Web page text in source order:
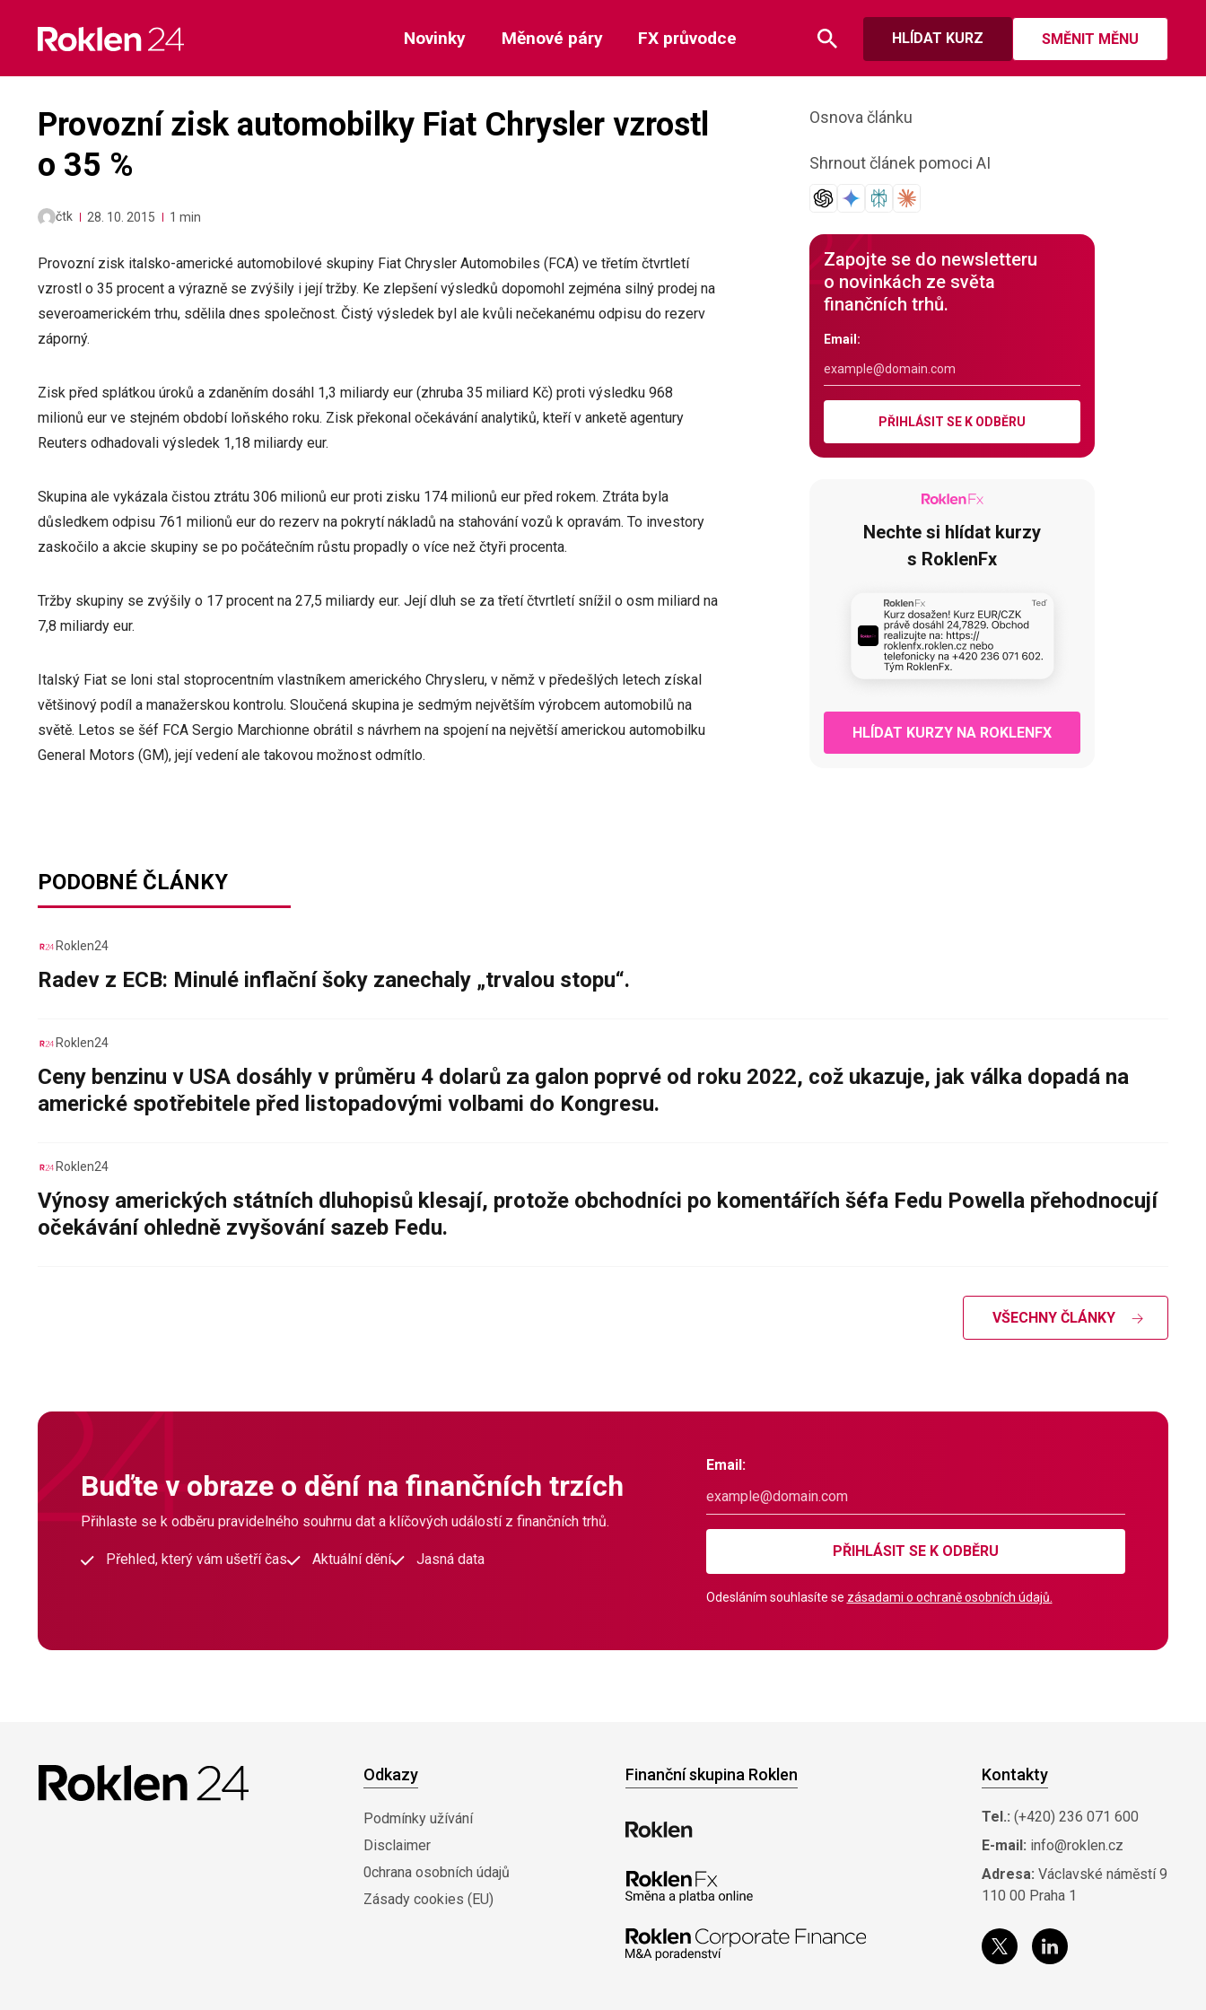
content
HLÍDAT KURZ SMĚNIT MĚNU
Novinky Měnové páry FX průvodce
Provozní zisk automobilky Fiat Chrysler vzrostl
o 35 %
čtk 28. 10. 2015 1 min
Provozní zisk italsko-americké automobilové skupiny Fiat Chrysler Automobiles (FCA) ve třetím čtvrtletí
vzrostl o 35 procent a výrazně se zvýšily i její tržby. Ke zlepšení výsledků dopomohl zejména silný prodej na
severoamerickém trhu, sdělila dnes společnost. Čistý výsledek byl ale kvůli nečekanému odpisu do rezerv
záporný.
Zisk před splátkou úroků a zdaněním dosáhl 1,3 miliardy eur (zhruba 35 miliard Kč) proti výsledku 968
milionů eur ve stejném období loňského roku. Zisk překonal očekávání analytiků, kteří v anketě agentury
Reuters odhadovali výsledek 1,18 miliardy eur.
Skupina ale vykázala čistou ztrátu 306 milionů eur proti zisku 174 milionů eur před rokem. Ztráta byla
důsledkem odpisu 761 milionů eur do rezerv na pokrytí nákladů na stahování vozů k opravám. To investory
zaskočilo a akcie skupiny se po počátečním růstu propadly o více než čtyři procenta.
Tržby skupiny se zvýšily o 17 procent na 27,5 miliardy eur. Její dluh se za třetí čtvrtletí snížil o osm miliard na
7,8 miliardy eur.
Italský Fiat se loni stal stoprocentním vlastníkem amerického Chrysleru, v němž v předešlých letech získal
většinový podíl a manažerskou kontrolu. Sloučená skupina je sedmým největším výrobcem automobilů na
světě. Letos se šéf FCA Sergio Marchionne obrátil s návrhem na spojení na největší americkou automobilku
General Motors (GM), její vedení ale takovou možnost odmítlo.
Osnova článku
Shrnout článek pomoci AI
Zapojte se do newsletteru
o novinkách ze světa
finančních trhů.
Email:
PŘIHLÁSIT SE K ODBĚRU
Nechte si hlídat kurzy
s RoklenFx
HLÍDAT KURZY NA ROKLENFX
PODOBNÉ ČLÁNKY
Roklen24
Radev z ECB: Minulé inflační šoky zanechaly „trvalou stopu“.
Roklen24
Ceny benzinu v USA dosáhly v průměru 4 dolarů za galon poprvé od roku 2022, což ukazuje, jak válka dopadá na
americké spotřebitele před listopadovými volbami do Kongresu.
Roklen24
Výnosy amerických státních dluhopisů klesají, protože obchodníci po komentářích šéfa Fedu Powella přehodnocují
očekávání ohledně zvyšování sazeb Fedu.
VŠECHNY ČLÁNKY
Buďte v obraze o dění na finančních trzích
Přihlaste se k odběru pravidelného souhrnu dat a klíčových událostí z finančních trhů.
Přehled, který vám ušetří čas Aktuální dění Jasná data
Email:
PŘIHLÁSIT SE K ODBĚRU
Odesláním souhlasíte se zásadami o ochraně osobních údajů.
Odkazy
Podmínky užívání
Disclaimer
0chrana osobních údajů
Zásady cookies (EU)
Finanční skupina Roklen Kontakty
Tel.: (+420) 236 071 600
E-mail: info@roklen.cz
Adresa: Václavské náměstí 9
110 00 Praha 1